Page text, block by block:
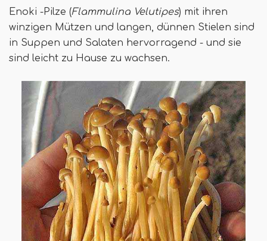
Enoki -Pilze (Flammulina Velutipes) mit ihren
winzigen Mützen und langen, dünnen Stielen sind
in Suppen und Salaten hervorragend - und sie
sind leicht zu Hause zu wachsen.